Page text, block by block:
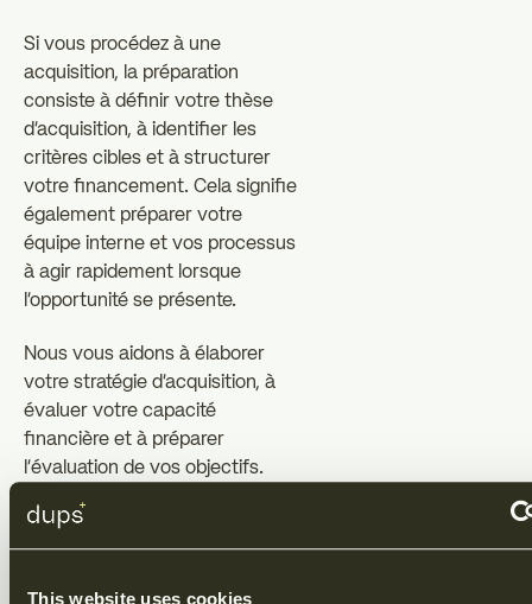
This website uses cookies
Si vous procédez à une
acquisition, la préparation
consiste à définir votre thèse
d'acquisition, à identifier les
critères cibles et à structurer
votre financement. Cela signifie
également préparer votre
équipe interne et vos processus
à agir rapidement lorsque
l'opportunité se présente.
Nous vous aidons à élaborer
votre stratégie d'acquisition, à
évaluer votre capacité
financière et à préparer
l'évaluation de vos objectifs.
cadre pour la due diligence et la
négociation afin que vous